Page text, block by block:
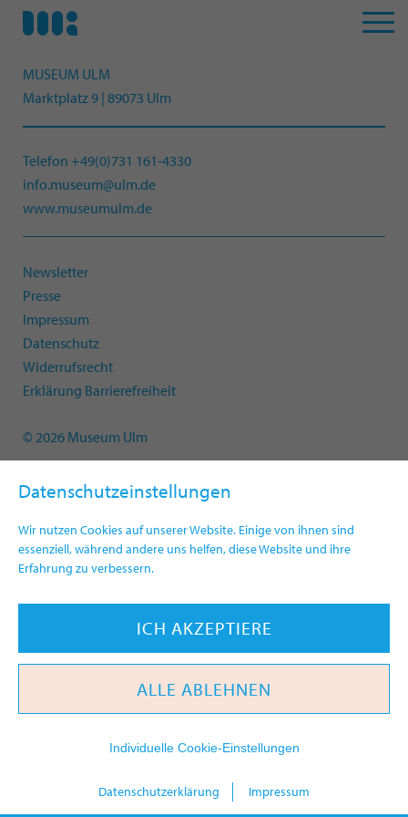
Datenschutzeinstellungen
Wir nutzen Cookies auf unserer Website. Einige von ihnen sind
essenziell, während andere uns helfen, diese Website und ihre
Erfahrung zu verbessern.
ICH AKZEPTIERE
ALLE ABLEHNEN
Individuelle Cookie-Einstellungen
Datenschutzerklärung Impressum
MUSEUM ULM
Marktplatz 9 | 89073 Ulm
Telefon +49(0)731 161-4330
info.museum@ulm.de
www.museumulm.de
Newsletter
Presse
Impressum
Datenschutz
Widerrufsrecht
Erklärung Barrierefreiheit
© 2026 Museum Ulm